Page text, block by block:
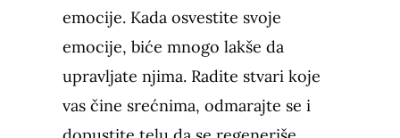
emocije. Kada osvestite svoje
emocije, biće mnogo lakše da
upravljate njima. Radite stvari koje
vas čine srećnima, odmarajte se i